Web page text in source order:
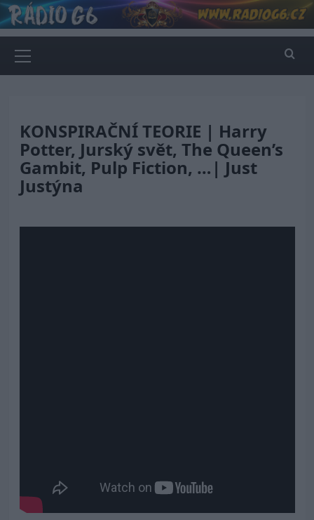
Skip
to
content
Menu
KONSPIRAČNÍ TEORIE | Harry
Potter, Jurský svět, The Queen’s
Gambit, Pulp Fiction, …| Just
Justýna